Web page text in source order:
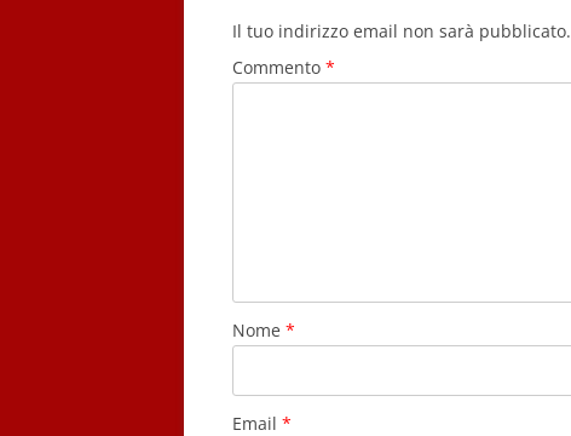
Il tuo indirizzo email non sarà pubblicato.
Commento *
Nome *
Email *